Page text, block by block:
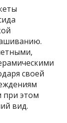
своей
при этом
вид.